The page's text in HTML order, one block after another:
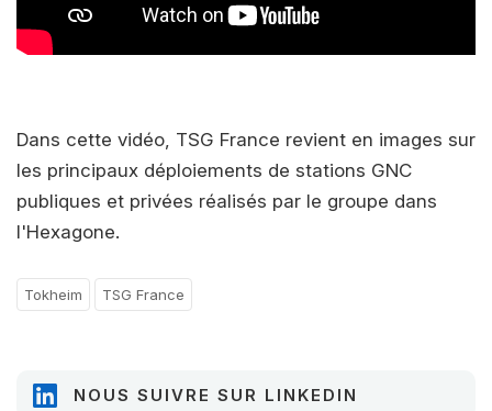
Dans cette vidéo, TSG France revient en images sur
les principaux déploiements de stations GNC
publiques et privées réalisés par le groupe dans
l'Hexagone.
Tokheim TSG France
NOUS SUIVRE SUR LINKEDIN